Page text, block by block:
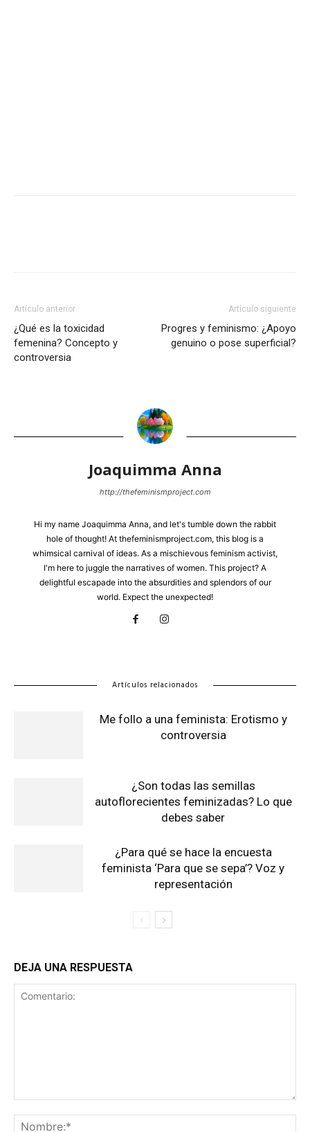
Artículo anterior
¿Qué es la toxicidad
femenina? Concepto y
controversia
Artículo siguiente
Progres y feminismo: ¿Apoyo
genuino o pose superficial?
Joaquimma Anna
http://thefeminismproject.com
Hi my name Joaquimma Anna, and let's tumble down the rabbit
hole of thought! At thefeminismproject.com, this blog is a
whimsical carnival of ideas. As a mischievous feminism activist,
I'm here to juggle the narratives of women. This project? A
delightful escapade into the absurdities and splendors of our
world. Expect the unexpected!
Artículos relacionados
Me follo a una feminista: Erotismo y
controversia
¿Son todas las semillas
autoflorecientes feminizadas? Lo que
debes saber
¿Para qué se hace la encuesta
feminista ‘Para que se sepa’? Voz y
representación
DEJA UNA RESPUESTA